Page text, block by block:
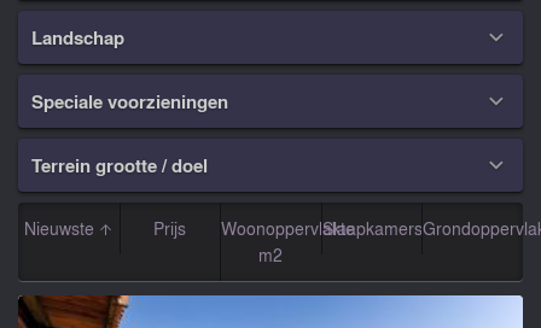
Landschap 
Speciale voorzieningen 
Terrein grootte / doel 
Nieuwste Prijs
Woonoppervlakte
m2
Slaapkamers